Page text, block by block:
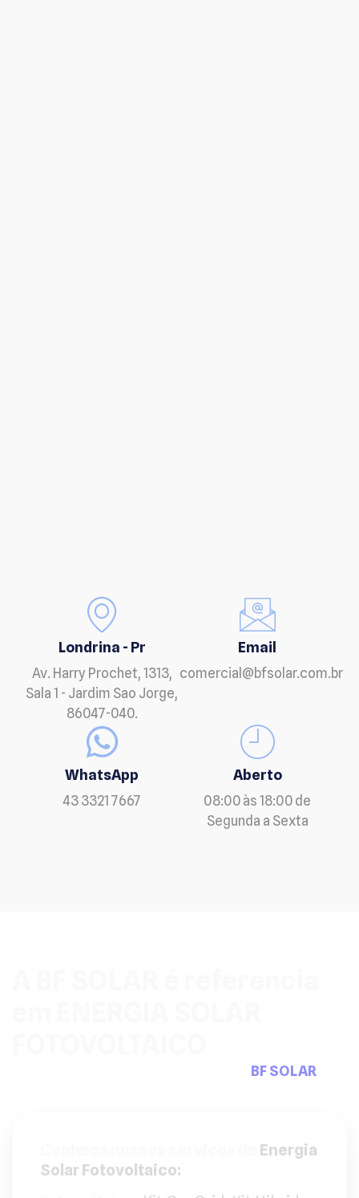
Londrina - Pr
Av. Harry Prochet, 1313,
Sala 1 - Jardim Sao Jorge,
86047-040.
Email
comercial@bfsolar.com.br
WhatsApp
43 3321 7667
Aberto
08:00 às 18:00 de
Segunda a Sexta
BF SOLAR
Energia
Solar Fotovoltaico: